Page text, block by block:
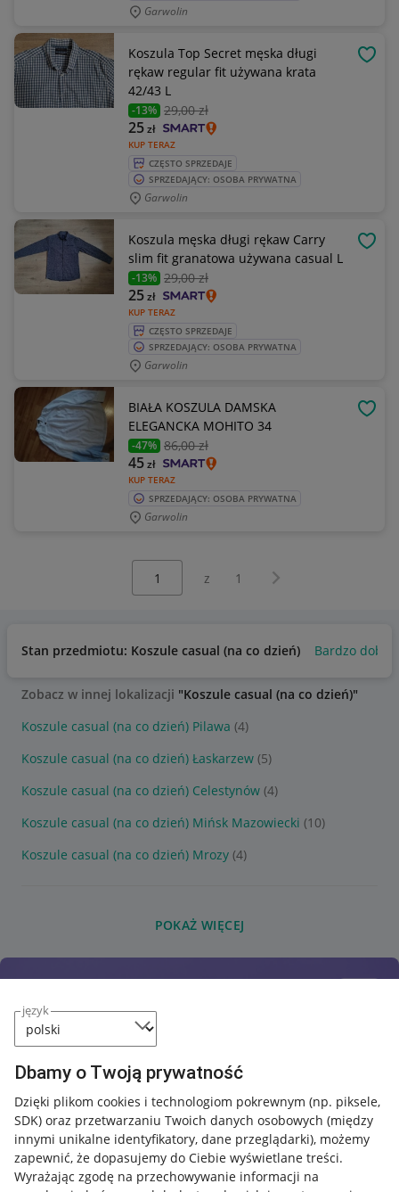
język
Dbamy o Twoją prywatność
Dzięki plikom cookies i technologiom pokrewnym (np. piksele,
SDK) oraz przetwarzaniu Twoich danych osobowych (między
innymi unikalne identyfikatory, dane przeglądarki), możemy
zapewnić, że dopasujemy do Ciebie wyświetlane treści.
Wyrażając zgodę na przechowywanie informacji na
Garwolin
Koszula Top Secret męska długi
rękaw regular fit używana krata
42/43 L
-13% 29,00 zł
KUP TERAZ
25zł
CZĘSTO SPRZEDAJE
SPRZEDAJĄCY: OSOBA PRYWATNA
Garwolin
Koszula męska długi rękaw Carry
slim fit granatowa używana casual L
-13% 29,00 zł
KUP TERAZ
25zł
CZĘSTO SPRZEDAJE
SPRZEDAJĄCY: OSOBA PRYWATNA
Garwolin
BIAŁA KOSZULA DAMSKA
ELEGANCKA MOHITO 34
-47% 86,00 zł
KUP TERAZ
45zł
SPRZEDAJĄCY: OSOBA PRYWATNA
Garwolin
z 1 Następna strona
Stan przedmiotu: Koszule casual (na co dzień) Bardzo dobry
Zobacz w innej lokalizacji "Koszule casual (na co dzień)"
Koszule casual (na co dzień) Pilawa (4)
Koszule casual (na co dzień) Łaskarzew (5)
Koszule casual (na co dzień) Celestynów (4)
Koszule casual (na co dzień) Mińsk Mazowiecki (10)
Koszule casual (na co dzień) Mrozy (4)
POKAŻ WIĘCEJ